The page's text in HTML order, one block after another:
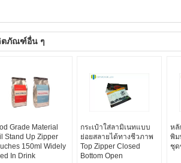
ตภัณฑ์อื่น ๆ
Grade Material
Stand Up Zipper
150ml Widely
In Drink
กระเป๋าใส่ลามิเนทแบบ
ย่อยสลายได้ทางชีวภาพ
Top Zipper Closed
Bottom Open
หลั
พิม
ชุด